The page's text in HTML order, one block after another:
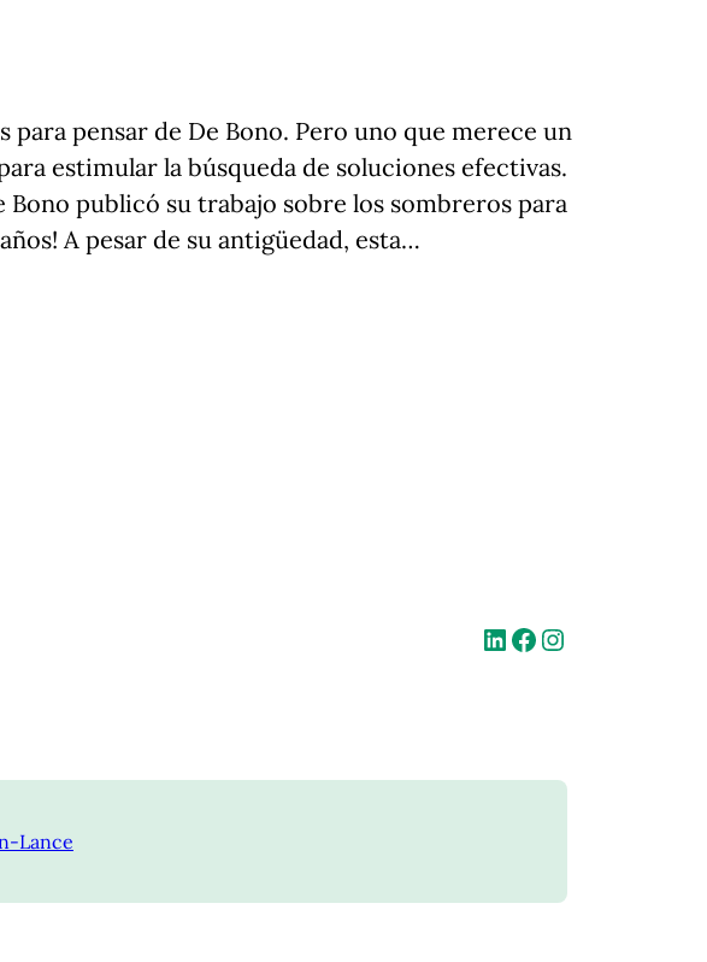
para pensar de De Bono. Pero uno que merece un
estimular la búsqueda de soluciones efectivas.
Bono publicó su trabajo sobre los sombreros para
A pesar de su antigüedad, esta…
Lance